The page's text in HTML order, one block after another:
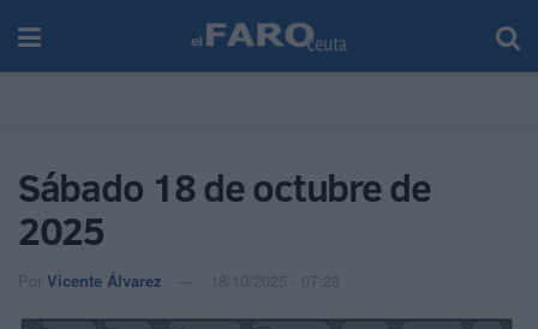
Sábado 18 de octubre de
2025
Por Vicente Álvarez 18/10/2025 - 07:28